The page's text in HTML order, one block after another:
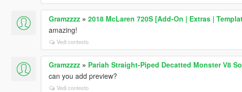
Gramzzzz» 2018 McLaren 720S [Add-On | Extras |
amazing!
Vedi contesto
Gramzzzz» Pariah Straight-Piped Decatted Monster V8
can you add preview?
Vedi contesto